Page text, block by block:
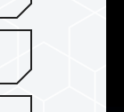
각 모듈을 제
방열판을